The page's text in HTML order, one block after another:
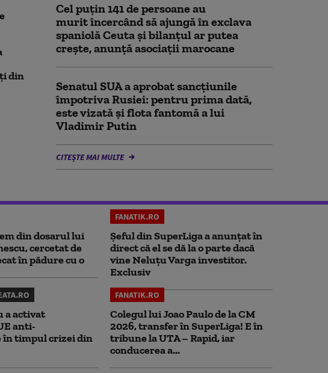
din
Cel puţin 141 de persoane au
murit încercând să ajungă în exclava
spaniolă Ceuta şi bilanţul ar putea
creşte, anunță asociații marocane
Senatul SUA a aprobat sancțiunile
împotriva Rusiei: pentru prima dată,
este vizată și flota fantomă a lui
Vladimir Putin
CITEȘTE MAI MULTE
din dosarul lui
cercetat de
în pădure cu o
FANATIK.RO
Șeful din SuperLiga a anunțat în
direct că el se dă la o parte dacă
vine Neluțu Varga investitor.
Exclusiv
a activat
anti-
în timpul crizei din
FANATIK.RO
Colegul lui Joao Paulo de la CM
2026, transfer în SuperLiga! E în
tribune la UTA – Rapid, iar
conducerea a...